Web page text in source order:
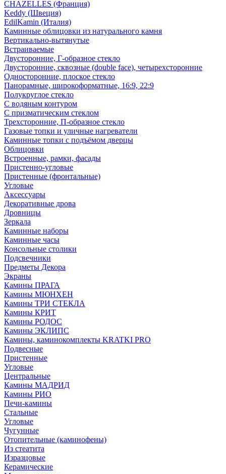
CHAZELLES (Франция)
Keddy (Швеция)
EdilKamin (Италия)
Каминные облицовки из натурального камня
Вертикально-вытянутые
Встраиваемые
Двусторонние, Г-образное стекло
Двусторонние, сквозные (double face), четырехсторонние
Односторонние, плоское стекло
Панорамные, широкоформатные, 16:9, 22:9
Полукруглое стекло
С водяным контуром
С призматическим стеклом
Трехсторонние, П-образное стекло
Газовые топки и уличные нагреватели
Каминные топки с подъёмом дверцы
Облицовки
Встроенные, рамки, фасады
Пристенно-угловые
Пристенные (фронтальные)
Угловые
Аксессуары
Декоративные дрова
Дровницы
Зеркала
Каминные наборы
Каминные часы
Консольные столики
Подсвечники
Предметы Декора
Экраны
Камины ПРАГА
Камины МЮНХЕН
Камины ТРИ СТЕКЛА
Камины КРИТ
Камины РОДОС
Камины ЭКЛИПС
Камины, каминокомплекты KRATKI PRO
Подвесные
Пристенные
Угловые
Центральные
Камины МАДРИД
Камины РИО
Печи-камины
Стальные
Угловые
Чугунные
Отопительные (каминофены)
Из стеатита
Изразцовые
Керамические